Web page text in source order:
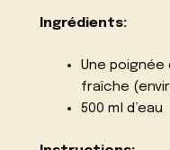
Ingrédients:
Une
fraîche
500 ml d’eau